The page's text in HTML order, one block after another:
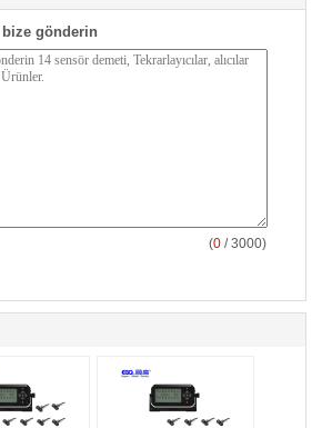
gönderin
(0 / 3000)